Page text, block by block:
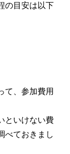
の目安は以下
て、参加費用
といけない費
べておきまし